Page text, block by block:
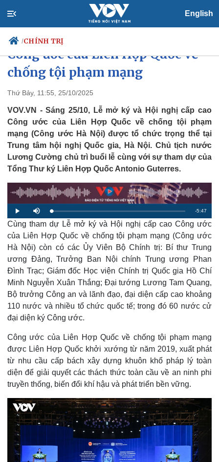
English
/CHÍNH TRỊ
Chính trị
Tổ chức nhân sự
Quốc hội
Nhận diện sự thật
Tin 24h
Dự báo thời tiết
Giáo dục
Dấu ấn VOV
Việc làm
Biển đảo
Chủ tịch nước chủ trì Lễ mở ký
Công ước của Liên Hợp Quốc về
chống tội phạm mạng
Thứ Bảy, 11:55, 25/10/2025
VOV.VN - Sáng 25/10, Lễ mở ký và Hội nghị cấp cao
Công ước của Liên Hợp Quốc về chống tội phạm
mạng (Công ước Hà Nội) được tổ chức trọng thể tại
Trung tâm hội nghị Quốc gia, Hà Nội. Chủ tịch nước
Lương Cường chủ trì buổi lễ cùng với sự tham dự của
Tổng Thư ký Liên Hợp Quốc Antonio Guterres.
P
l
a
y
M
u
t
e
L
o
a
d
d
%
R
e
a
i
n
m
-5:47
Cùng tham dự Lễ mở ký và Hội nghị cấp cao Công ước
của Liên Hợp Quốc về chống tội phạm mạng (Công ước
Hà Nội) còn có các Ủy Viên Bộ Chính trị: Bí thư Trung
ương Đảng, Trưởng Ban Nội chính Trung ương Phan
Đình Trạc; Giám đốc Học viện Chính trị Quốc gia Hồ Chí
Minh Nguyễn Xuân Thắng; Đại tướng Lương Tam Quang,
Bộ trưởng Công an và lãnh đạo, đại diện cấp cao khoảng
110 nước và nhiều tổ chức quốc tế; trong đó 60 nước cử
đại diện ký Công ước.
Công ước của Liên Hợp Quốc về chống tội phạm mạng
được Liên Hợp Quốc khởi xướng từ năm 2019, xuất phát
từ nhu cầu cấp bách xây dựng khuôn khổ pháp lý toàn
diện để giải quyết các thách thức toàn cầu về an ninh phi
truyền thống, biến đổi khí hậu và phát triển bền vững.